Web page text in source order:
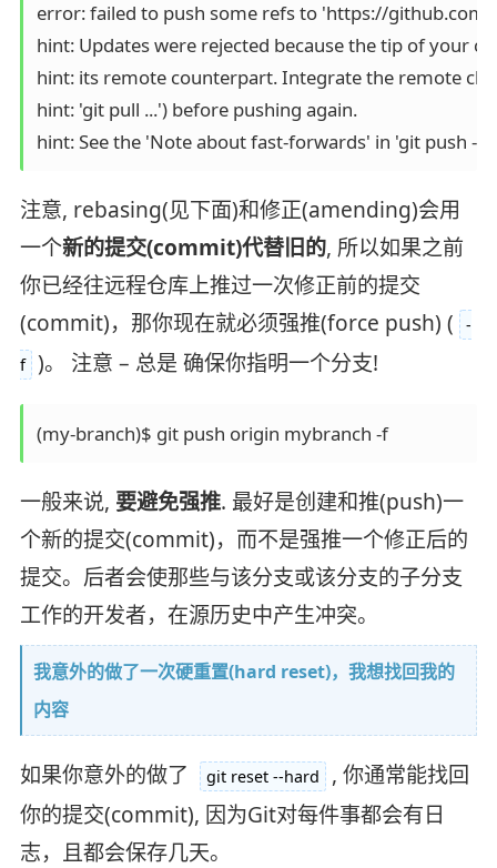
error: failed to push some refs to 'https://
hint: Updates were rejected because the tip of your
hint: its remote counterpart. Integrate the remote
hint: 'git pull ...') before pushing again.
注意, rebasing(见下面)和修正(amending)会用
一个新的提交(commit)代替旧的, 所以如果之前
你已经往远程仓库上推过一次修正前的提交
(commit)，那你现在就必须强推(force push) (
-
f )。 注意 – 总是 确保你指明一个分支!
(my-branch)$ git push origin mybranch -f
一般来说, 要避免强推. 最好是创建和推(push)一
个新的提交(commit)，而不是强推一个修正后的
提交。后者会使那些与该分支或该分支的子分支
工作的开发者，在源历史中产生冲突。
我意外的做了一次硬重置(hard reset)，我想找回我的
内容
如果你意外的做了 git reset --hard
, 你通常能找回
你的提交(commit), 因为Git对每件事都会有日
志，且都会保存几天。